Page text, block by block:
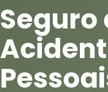
Seguro